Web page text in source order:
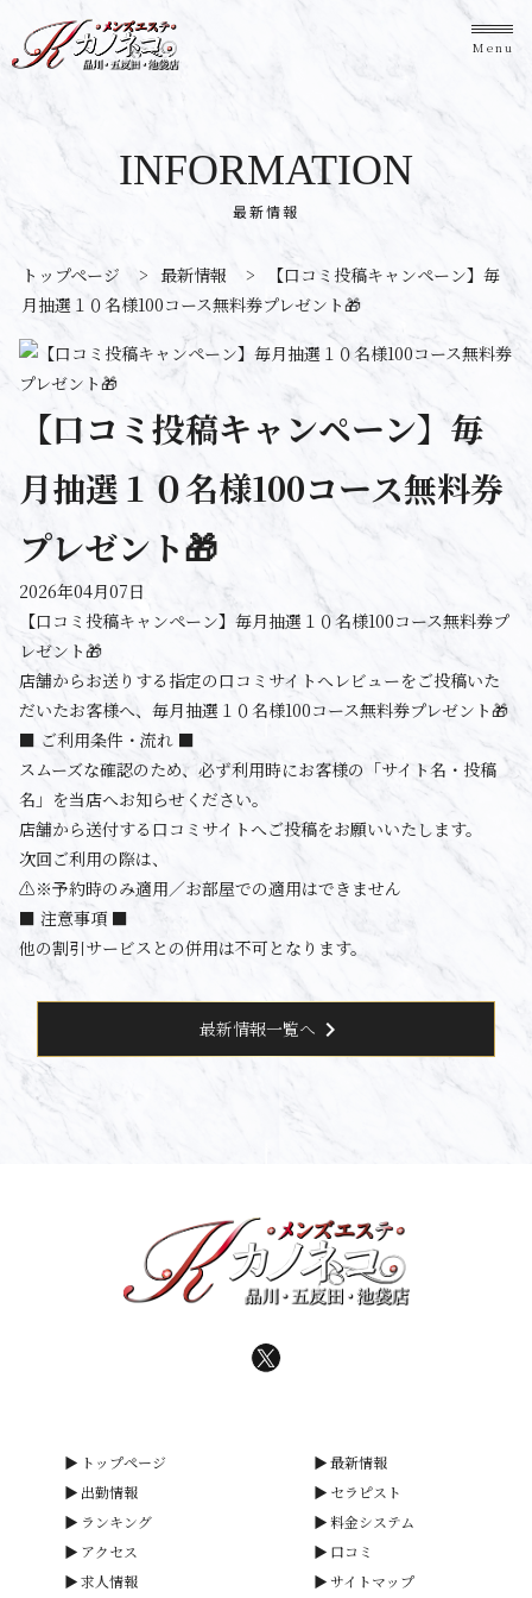
Menu
最新情報
INFORMATION
トップページ > 最新情報 >
【口コミ投稿キャンペーン】毎
月抽選１０名様100コース無料券プレゼント🎁
【口コミ投稿キャンペーン】毎
月抽選１０名様100コース無料券
プレゼント🎁
2026年04月07日
【口コミ投稿キャンペーン】毎月抽選１０名様100コース無料券プ
レゼント🎁
店舗からお送りする指定の口コミサイトへレビューをご投稿いた
だいたお客様へ、毎月抽選１０名様100コース無料券プレゼント🎁
■ ご利用条件・流れ ■
スムーズな確認のため、必ず利用時にお客様の「サイト名・投稿
名」を当店へお知らせください。
店舗から送付する口コミサイトへご投稿をお願いいたします。
次回ご利用の際は、
⚠️※予約時のみ適用／お部屋での適用はできません
■ 注意事項 ■
他の割引サービスとの併用は不可となります。
最新情報一覧へ chevron_right
トップページ
最新情報
出勤情報
セラピスト
ランキング
料金システム
アクセス
口コミ
求人情報
サイトマップ